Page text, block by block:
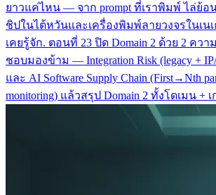
ยาวแค่ไหน — จาก prompt ที่เราพิมพ์ ไล่ย้อ
ชิปในไต้หวันและเครื่องพิมพ์ลายวงจรในเน
เคยรู้จัก. ตอนที่ 23 ปิด Domain 2 ด้วย 2 ควา
ชอบมองข้าม — Integration Risk (legacy +
และ AI Software Supply Chain (First→Nth
monitoring) แล้วสรุป Domain 2 ทั้งโดเมน + เ